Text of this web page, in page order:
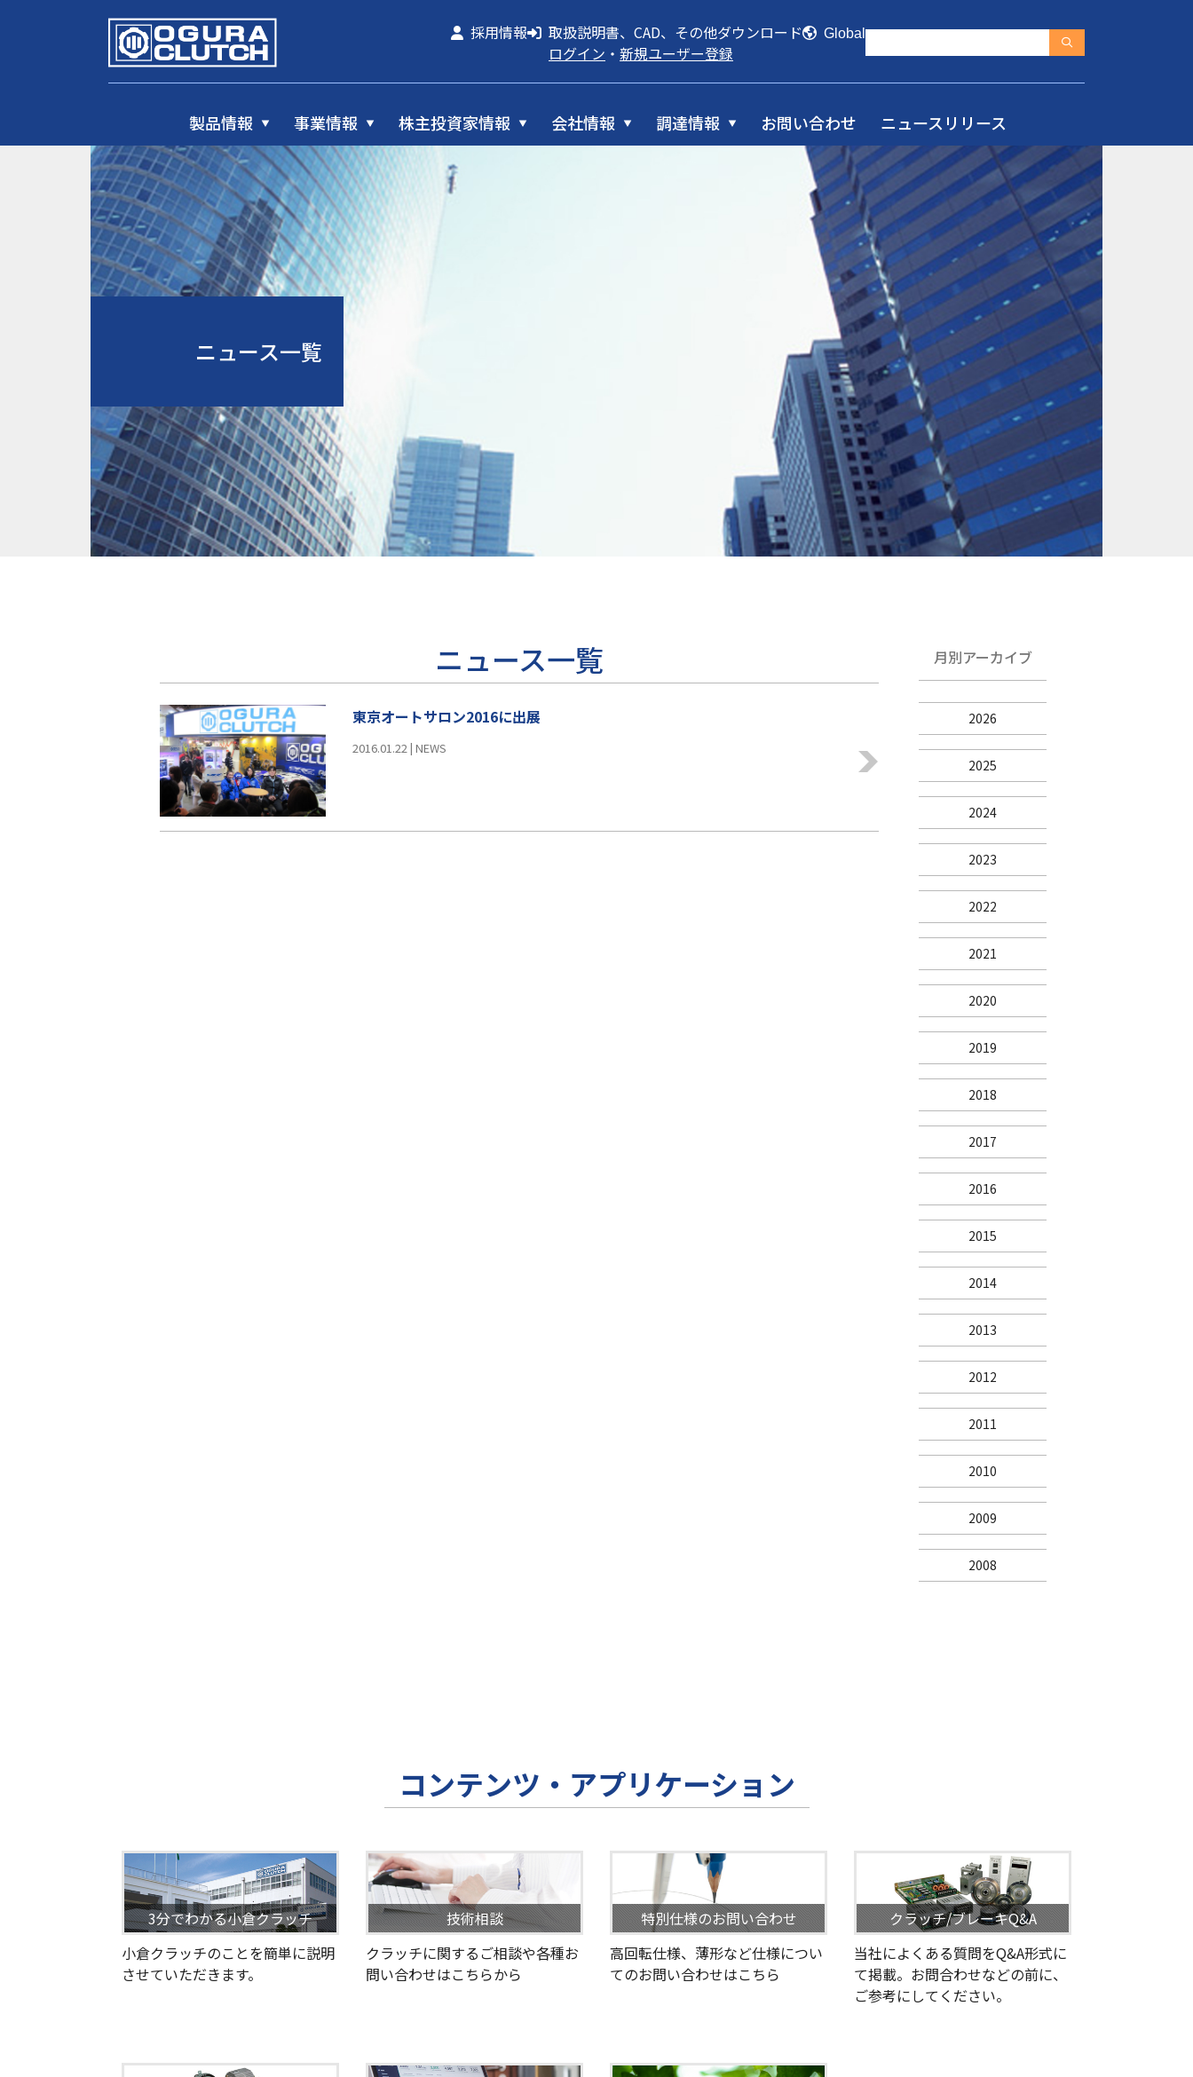
採用情報
取扱説明書、CAD、その他ダウンロード
ログイン ・ 新規ユーザー登録
Global
製品情報 事業情報 株主投資家情報 会社情報 調達情報 お問い合わせ ニュースリリース
ニュース一覧
ニュース一覧
東京オートサロン2016に出展
2016.01.22|NEWS
月別アーカイブ
2026
2025
2024
2023
2022
2021
2020
2019
2018
2017
2016
2015
2014
2013
2012
2011
2010
2009
2008
コンテンツ・アプリケーション
3分でわかる小倉クラッチ
小倉クラッチのことを簡単に説明
させていただきます。
技術相談
クラッチに関するご相談や各種お
問い合わせはこちらから
特別仕様のお問い合わせ
高回転仕様、薄形など仕様につい
てのお問い合わせはこちら
クラッチ/ブレーキQ&A
当社によくある質問をQ&A形式に
て掲載。お問合わせなどの前に、
ご参考にしてください。